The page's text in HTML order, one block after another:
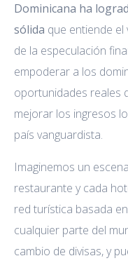
Dominicana ha
sólida que entiende
de la especulación
empoderar a los
oportunidades reales
mejorar los ingresos
país vanguardista.
Imaginemos un
restaurante y cada
red turística basada
cualquier parte del
cambio de divisas, y